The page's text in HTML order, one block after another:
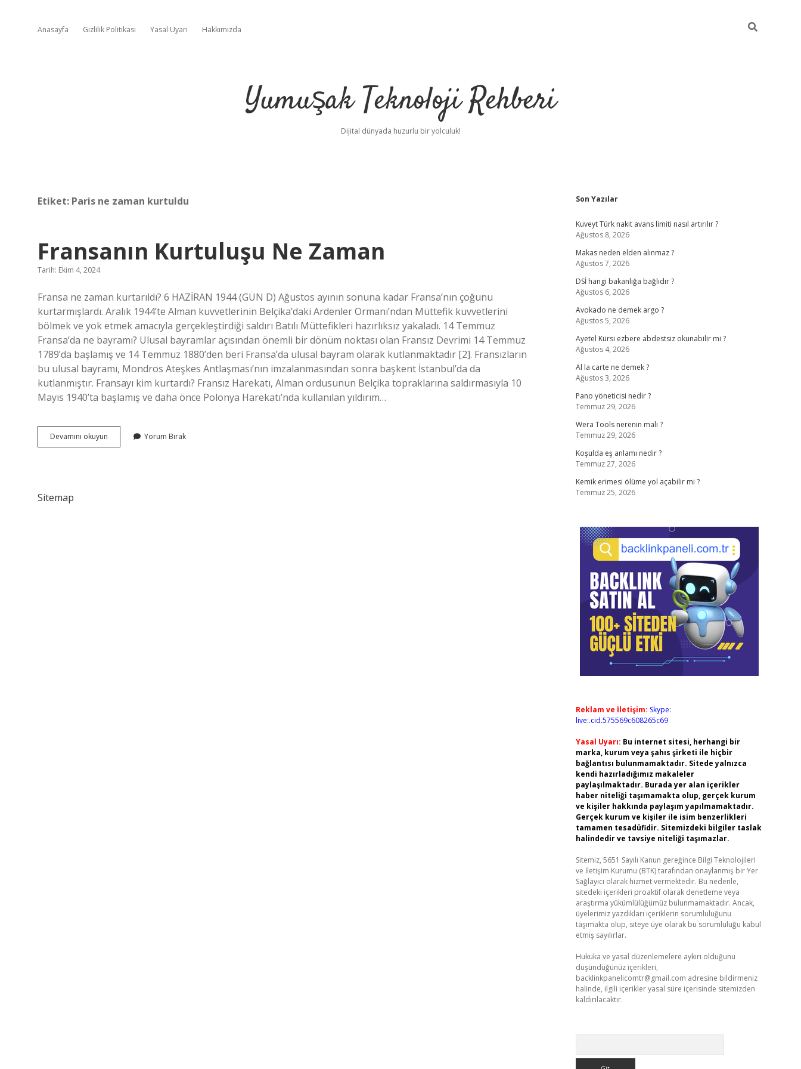
Anasayfa Gizlilik Politikası Yasal Uyarı Hakkımızda
Yumuşak Teknoloji Rehberi
Dijital dünyada huzurlu bir yolculuk!
Etiket: Paris ne zaman kurtuldu
Fransanın Kurtuluşu Ne Zaman
Tarih: Ekim 4, 2024
Fransa ne zaman kurtarıldı? 6 HAZİRAN 1944 (GÜN D) Ağustos ayının sonuna kadar Fransa’nın çoğunu
kurtarmışlardı. Aralık 1944’te Alman kuvvetlerinin Belçika’daki Ardenler Ormanı’ndan Müttefik kuvvetlerini
bölmek ve yok etmek amacıyla gerçekleştirdiği saldırı Batılı Müttefikleri hazırlıksız yakaladı. 14 Temmuz
Fransa’da ne bayramı? Ulusal bayramlar açısından önemli bir dönüm noktası olan Fransız Devrimi 14 Temmuz
1789’da başlamış ve 14 Temmuz 1880’den beri Fransa’da ulusal bayram olarak kutlanmaktadır [2]. Fransızların
bu ulusal bayramı, Mondros Ateşkes Antlaşması’nın imzalanmasından sonra başkent İstanbul’da da
kutlanmıştır. Fransayı kim kurtardı? Fransız Harekatı, Alman ordusunun Belçika topraklarına saldırmasıyla 10
Mayıs 1940’ta başlamış ve daha önce Polonya Harekatı’nda kullanılan yıldırım…
Devamını okuyun Fransanın
Kurtuluşu
Yorum Bırak
Sitemap
Sidebar
Son Yazılar
Kuveyt Türk nakit avans limiti nasıl artırılır ?
Ağustos 8, 2026
Makas neden elden alınmaz ?
Ağustos 7, 2026
DSİ hangi bakanlığa bağlıdır ?
Ağustos 6, 2026
Avokado ne demek argo ?
Ağustos 5, 2026
Ayetel Kürsi ezbere abdestsiz okunabilir mi ?
Ağustos 4, 2026
Al la carte ne demek ?
Ağustos 3, 2026
Pano yöneticisi nedir ?
Temmuz 29, 2026
Wera Tools nerenin malı ?
Temmuz 29, 2026
Koşulda eş anlamı nedir ?
Temmuz 27, 2026
Kemik erimesi ölüme yol açabilir mi ?
Temmuz 25, 2026
Reklam ve İletişim: Skype:
live:.cid.575569c608265c69
Yasal Uyarı: Bu internet sitesi, herhangi bir
marka, kurum veya şahıs şirketi ile hiçbir
bağlantısı bulunmamaktadır. Sitede yalnızca
kendi hazırladığımız makaleler
paylaşılmaktadır. Burada yer alan içerikler
haber niteliği taşımamakta olup, gerçek kurum
ve kişiler hakkında paylaşım yapılmamaktadır.
Gerçek kurum ve kişiler ile isim benzerlikleri
tamamen tesadüfidir. Sitemizdeki bilgiler taslak
halindedir ve tavsiye niteliği taşımazlar.
Sitemiz, 5651 Sayılı Kanun gereğince Bilgi Teknolojileri
ve İletişim Kurumu (BTK) tarafından onaylanmış bir Yer
Sağlayıcı olarak hizmet vermektedir. Bu nedenle,
sitedeki içerikleri proaktif olarak denetleme veya
araştırma yükümlülüğümüz bulunmamaktadır. Ancak,
üyelerimiz yazdıkları içeriklerin sorumluluğunu
taşımakta olup, siteye üye olarak bu sorumluluğu kabul
etmiş sayılırlar.
Hukuka ve yasal düzenlemelere aykırı olduğunu
düşündüğünüz içerikleri,
backlinkpanelicomtr@gmail.com adresine bildirmeniz
halinde, ilgili içerikler yasal süre içerisinde sitemizden
kaldırılacaktır.